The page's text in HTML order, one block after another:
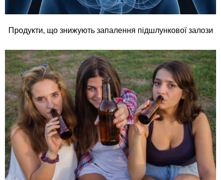
Продукти, що знижують запалення підшлункової залози